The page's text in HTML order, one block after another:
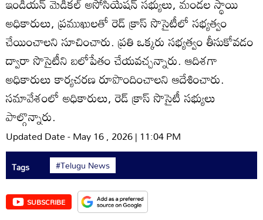
అధికారులు, ప్రముఖులతో రెడ్‌ క్రాస్‌ సొసైటీలో సభ్యత్వం
చేయించాలని సూచించారు. ప్రతి ఒక్కరు సభ్యత్వం తీసుకోవడం
ద్వారా సొసైటీని బలోపేతం చేయవచ్చన్నారు. ఆదిశగా
అధికారులు కార్యచరణ రూపొందించాలని ఆదేశించారు.
సమావేశంలో అధికారులు, రెడ్‌ క్రాస్‌ సొసైటీ సభ్యులు
పాల్గొన్నారు.
Updated Date - May 16 , 2026 | 11:04 PM
Tags #Telugu News
SUBSCRIBE